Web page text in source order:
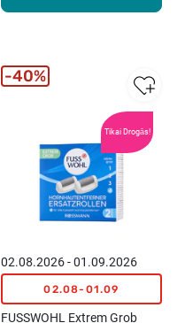
Tikai Drogās!
02.08.2026 - 01.09.2026
02.08-01.09
FUSSWOHL Extrem Grob
40%